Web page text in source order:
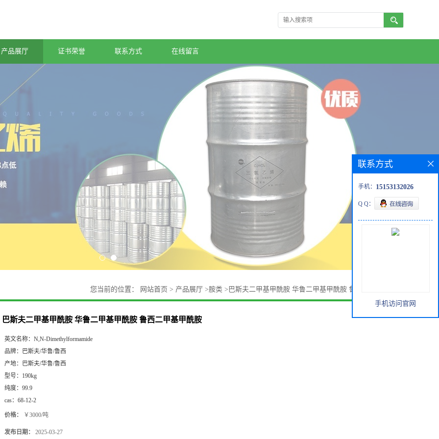
产品展厅 证书荣誉 联系方式 在线留言
您当前的位置： 网站首页 > 产品展厅 >胺类 > 巴斯夫二甲基甲酰胺 华鲁二甲基甲酰胺 鲁西二甲基甲酰胺
巴斯夫二甲基甲酰胺 华鲁二甲基甲酰胺 鲁西二甲基甲酰胺
英文名称： N,N-Dimethylformamide
品牌：
巴斯夫/华鲁/鲁西
产地：
巴斯夫/华鲁/鲁西
型号： 190kg
纯度： 99.9
cas： 68-12-2
价格： ￥3000/吨
发布日期： 2025-03-27
联系方式
手机： 15153132026
Q Q：
手机访问官网